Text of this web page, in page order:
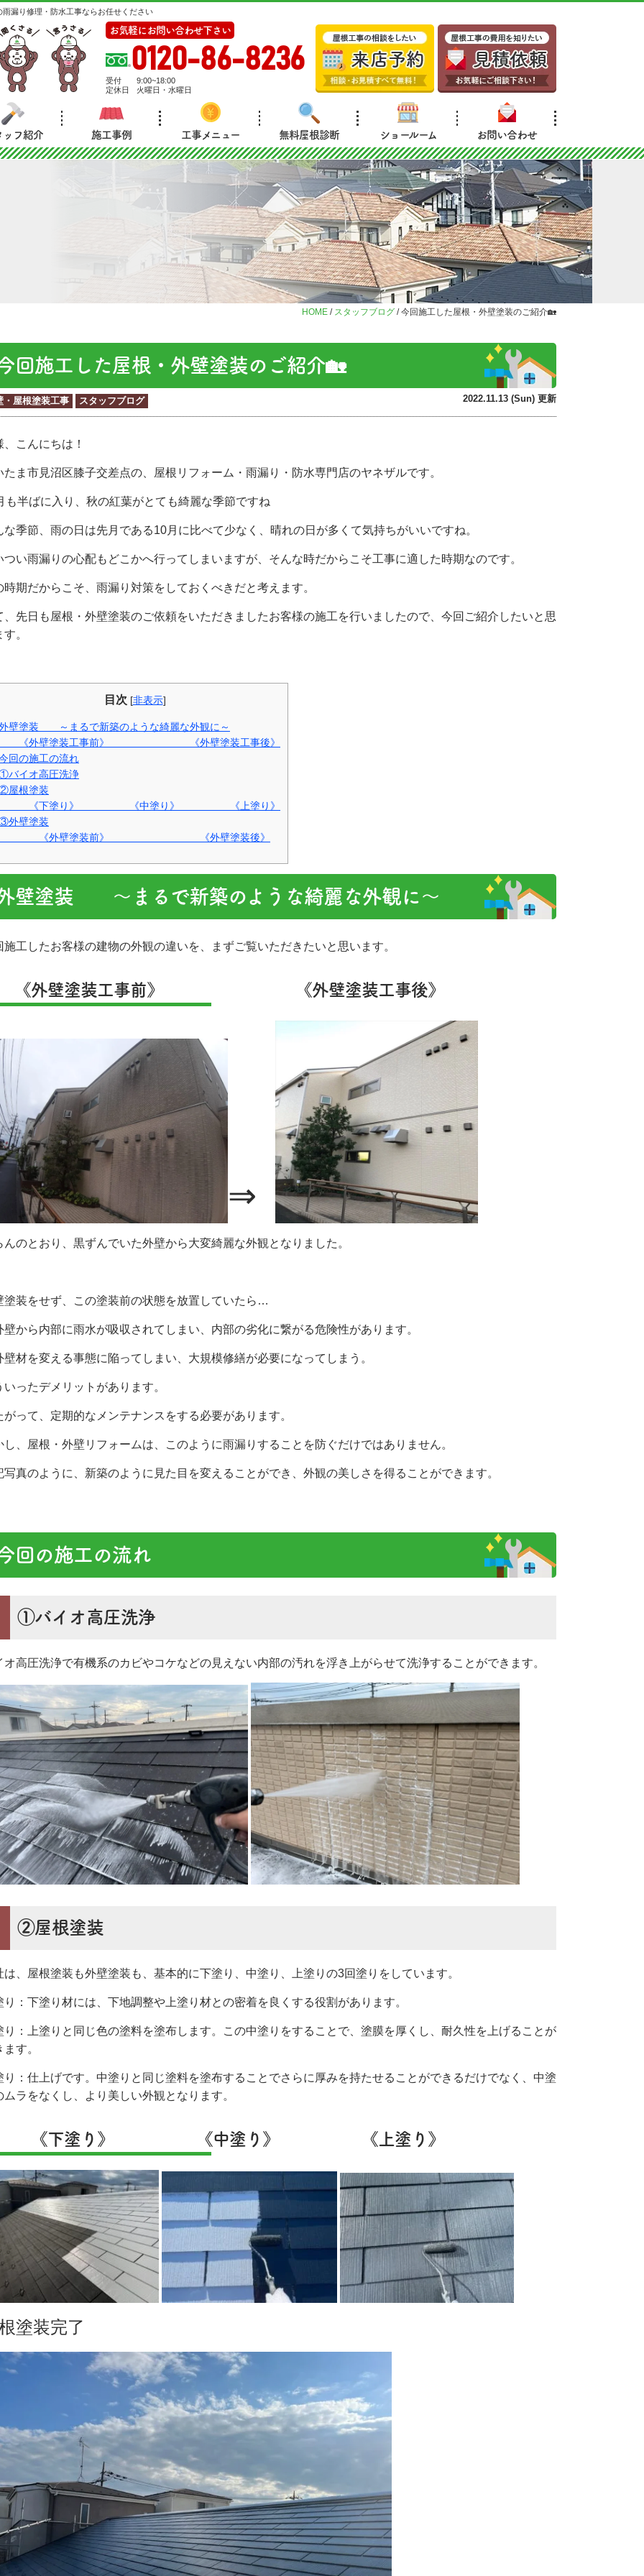
漏り修理・防水工事ならお任せください
お気軽にお問い合わせ下さい
0120-86-8236
受付
9:00~18:00
定休日
火曜日・水曜日
ッフ紹介 施工事例 工事メニュー 無料屋根診断 ショールーム お問い合わせ
HOME / スタッフブログ /今回施工した屋根・外壁塗装のご紹介🏡
回施工した屋根・外壁塗装のご紹介🏡
・屋根塗装工事 スタッフブログ 2022.11.13 (Sun) 更新
、こんにちは！
たま市見沼区膝子交差点の、屋根リフォーム・雨漏り・防水専門店のヤネザルです。
も半ばに入り、秋の紅葉がとても綺麗な季節ですね
な季節、雨の日は先月である10月に比べて少なく、晴れの日が多くて気持ちがいいですね。
つい雨漏りの心配もどこかへ行ってしまいますが、そんな時だからこそ工事に適した時期なのです。
時期だからこそ、雨漏り対策をしておくべきだと考えます。
、先日も屋根・外壁塗装のご依頼をいただきましたお客様の施工を行いましたので、今回ご紹介したいと思
。
目次 [非表示]
壁塗装 ～まるで新築のような綺麗な外観に～
外壁塗装工事前》 《外壁塗装工事後》
回の施工の流れ
バイオ高圧洗浄
屋根塗装
下塗り》 《中塗り》 《上塗り》
外壁塗装
外壁塗装前》 《外壁塗装後》
壁塗装 ～まるで新築のような綺麗な外観に～
施工したお客様の建物の外観の違いを、まずご覧いただきたいと思います。
外壁塗装工事前》 《外壁塗装工事後》
⇒
んのとおり、黒ずんでいた外壁から大変綺麗な外観となりました。
塗装をせず、この塗装前の状態を放置していたら…
から内部に雨水が吸収されてしまい、内部の劣化に繋がる危険性があります。
材を変える事態に陥ってしまい、大規模修繕が必要になってしまう。
いったデメリットがあります。
がって、定期的なメンテナンスをする必要があります。
し、屋根・外壁リフォームは、このように雨漏りすることを防ぐだけではありません。
写真のように、新築のように見た目を変えることができ、外観の美しさを得ることができます。
回の施工の流れ
①バイオ高圧洗浄
オ高圧洗浄で有機系のカビやコケなどの見えない内部の汚れを浮き上がらせて洗浄することができます。
②屋根塗装
は、屋根塗装も外壁塗装も、基本的に下塗り、中塗り、上塗りの3回塗りをしています。
： 下塗り材には、下地調整や上塗り材との密着を良くする役割があります。
り：上塗りと同じ色の塗料を塗布します。この中塗りをすることで、塗膜を厚くし、耐久性を上げることが
す。
り：仕上げです。中塗りと同じ塗料を塗布することでさらに厚みを持たせることができるだけでなく、中塗
ムラをなくし、より美しい外観となります。
《下塗り》 《中塗り》 《上塗り》
塗装完了